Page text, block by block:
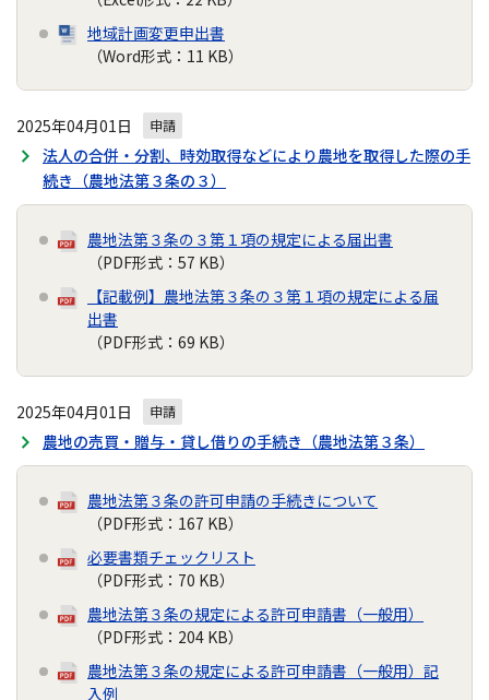
地域計画変更申出書
（Word形式：11 KB）
2025年04月01日 申請
法人の合併・分割、時効取得などにより農地を取得した際の手
続き（農地法第３条の３）
農地法第３条の３第１項の規定による届出書
（PDF形式：57 KB）
【記載例】農地法第３条の３第１項の規定による届
出書
（PDF形式：69 KB）
2025年04月01日 申請
農地の売買・贈与・貸し借りの手続き（農地法第３条）
農地法第３条の許可申請の手続きについて
（PDF形式：167 KB）
必要書類チェックリスト
（PDF形式：70 KB）
農地法第３条の規定による許可申請書（一般用）
（PDF形式：204 KB）
農地法第３条の規定による許可申請書（一般用）記
入例